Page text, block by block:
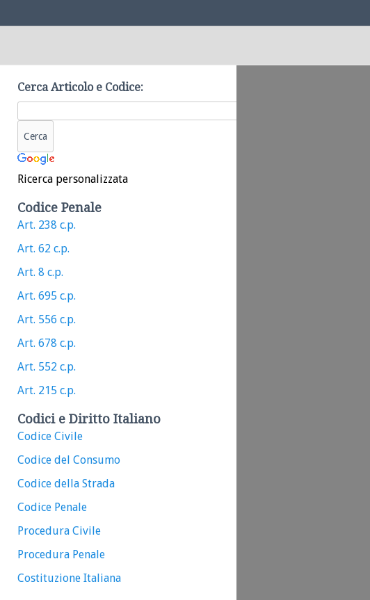
Cerca Articolo e Codice:
Ricerca personalizzata
Codice Penale
Art. 238 c.p.
Art. 62 c.p.
Art. 8 c.p.
Art. 695 c.p.
Art. 556 c.p.
Art. 678 c.p.
Art. 552 c.p.
Art. 215 c.p.
Codici e Diritto Italiano
Codice Civile
Codice del Consumo
Codice della Strada
Codice Penale
Procedura Civile
Procedura Penale
Costituzione Italiana